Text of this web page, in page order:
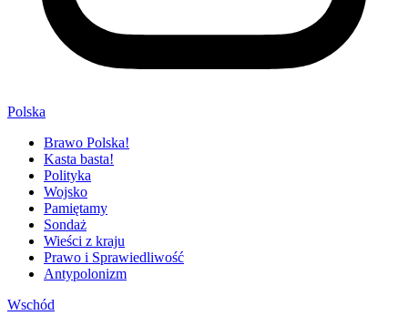
Polska
Brawo Polska!
Kasta basta!
Polityka
Wojsko
Pamiętamy
Sondaż
Wieści z kraju
Prawo i Sprawiedliwość
Antypolonizm
Wschód